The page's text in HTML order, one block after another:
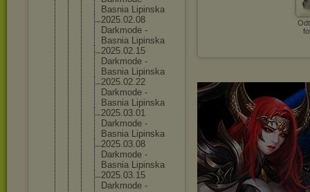
Basnia Lipinska
2025.02.08
Darkmode -
Basnia Lipinska
2025.02.15
Darkmode -
Basnia Lipinska
2025.02.22
Darkmode -
Basnia Lipinska
2025.03.01
Darkmode -
Basnia Lipinska
2025.03.08
Darkmode -
Basnia Lipinska
2025.03.15
Darkmode -